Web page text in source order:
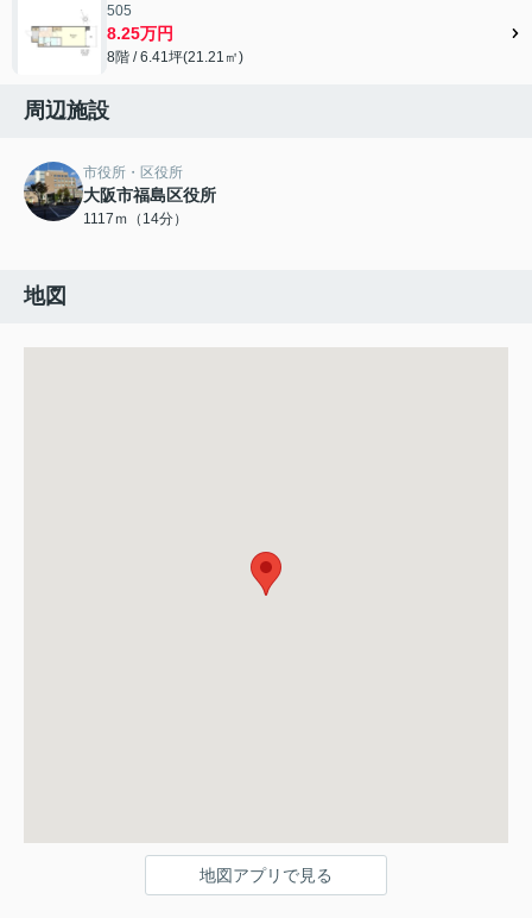
505
8.25万円
8階 / 6.41坪(21.21㎡)
周辺施設
市役所・区役所
大阪市福島区役所
1117ｍ（14分）
地図
地図アプリで見る